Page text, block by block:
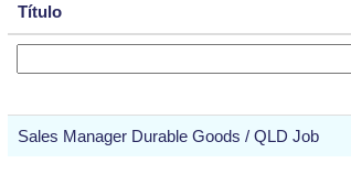
Título
Sales Manager Durable Goods / QLD Job